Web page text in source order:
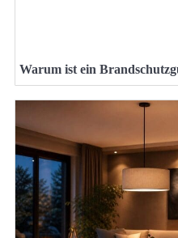
Warum ist ein